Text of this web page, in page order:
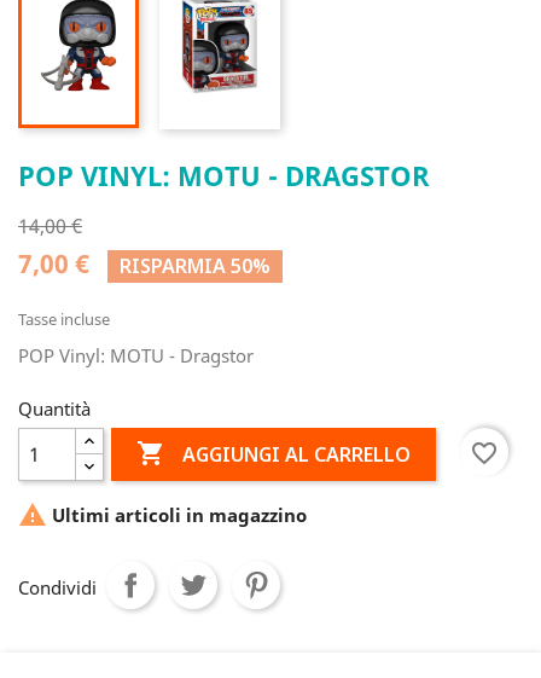
POP VINYL: MOTU - DRAGSTOR
14,00 €
7,00 € RISPARMIA 50%
Tasse incluse
POP Vinyl: MOTU - Dragstor
Quantità
 AGGIUNGI AL CARRELLO favorite_border
 Ultimi articoli in magazzino
Condividi